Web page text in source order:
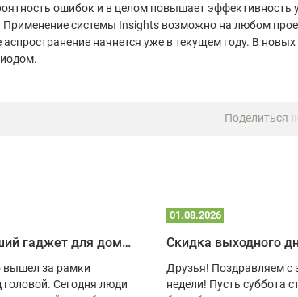
ошибок и в целом повышает эффективность
системы Insights возможно на любом
начнется уже в текущем году. В новых
Поделиться
Почему проектор – лучший гаджет для домика в глэмпинге
вышел за рамки
Сегодня люди
01.08.2026
Скидка выходного
Друзья! Поздравляем с
недели! Пусть суббота